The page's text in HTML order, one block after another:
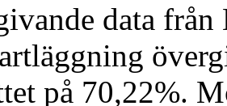
data från
på 70,22%.